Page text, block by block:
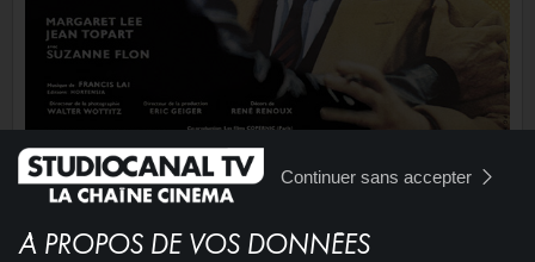
15:11 CINÉMA
Continuer sans accepter
À PROPOS DE VOS DONNÉES